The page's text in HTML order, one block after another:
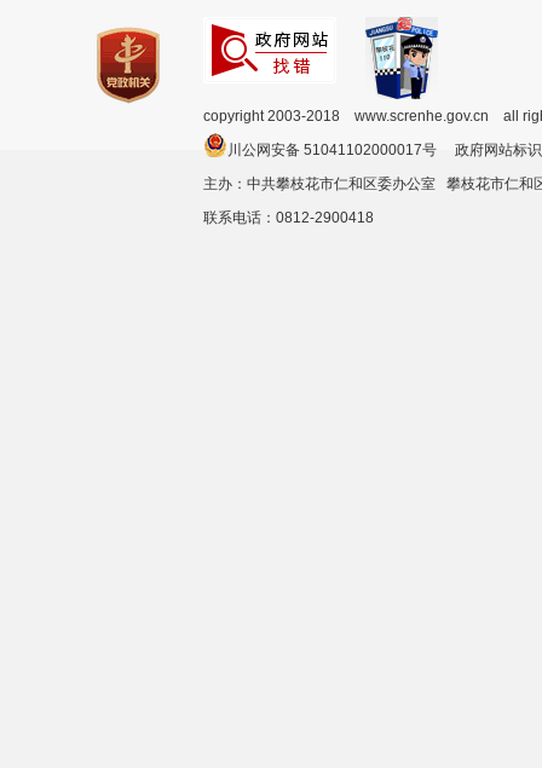
copyright 2003-2018 www.screnhe.gov.cn all
川公网安备 51041102000017号 政府网站
主办：中共攀枝花市仁和区委办公室 攀枝花市仁
联系电话：0812-2900418